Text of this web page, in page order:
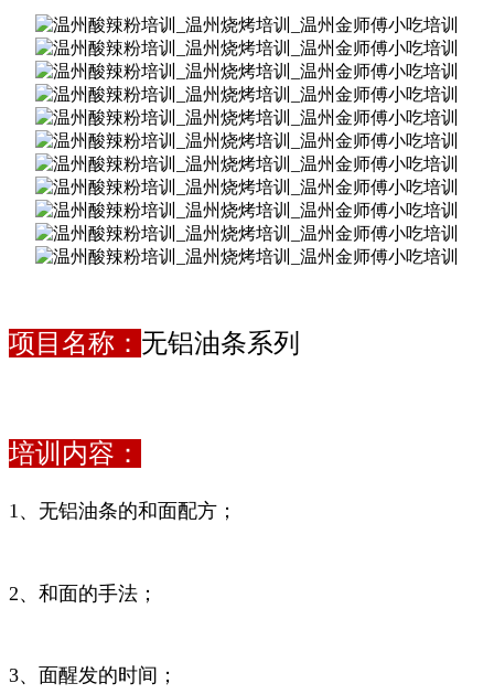
项目名称： 无铝油条系列
培训内容：
1、无铝油条的和面配方；
2、和面的手法；
3、面醒发的时间；